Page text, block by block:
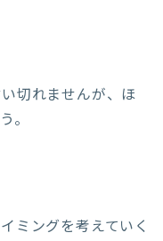
切れませんが、ほ
。
ミングを考えていく